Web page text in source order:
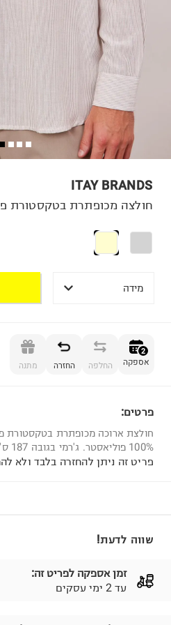
ITAY BRANDS
חולצה מכופתרת בטקסטורת
מידה
2
אספקה החלפה החזרה מתנה
פרטים:
חולצת ארוכה מכופתרת בטקסטורת
100% פוליאסטר. ג'רמי בגובה 187 ס"מ ולובש מידה L.
פריט זה ניתן להחזרה בלבד ולא
שווה לדעת!
זמן אספקה לפריט זה:
עד 2 ימי עסקים